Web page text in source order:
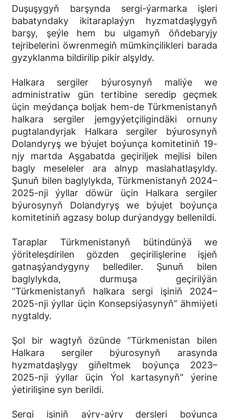
Duşuşygyň barşynda sergi-ýarmarka işleri
babatyndaky ikitaraplaýyn hyzmatdaşlygyň
barşy, şeýle hem bu ulgamyň öňdebaryjy
tejribelerini öwrenmegiň mümkinçilikleri barada
gyzyklanma bildirilip pikir alşyldy.
Halkara sergiler býurosynyň maliýe we
administratiw gün tertibine seredip geçmek
üçin meýdança boljak hem-de Türkmenistanyň
halkara sergiler jemgyýetçiligindäki ornuny
pugtalandyrjak Halkara sergiler býurosynyň
Dolandyryş we býujet boýunça komitetiniň 19-
njy martda Aşgabatda geçiriljek mejlisi bilen
bagly meseleler ara alnyp maslahatlaşyldy.
Şunuň bilen baglylykda, Türkmenistanyň 2024–
2025-nji ýyllar döwür üçin Halkara sergiler
býurosynyň Dolandyryş we býujet boýunça
komitetiniň agzasy bolup durýandygy bellenildi.
Taraplar Türkmenistanyň bütindünýä we
ýöriteleşdirilen gözden geçirilişlerine işjeň
gatnaşýandygyny bellediler. Şunuň bilen
baglylykda, durmuşa geçirilýän
“Türkmenistanyň halkara sergi işiniň 2024–
2025-nji ýyllar üçin Konsepsiýasynyň” ähmiýeti
nygtaldy.
Şol bir wagtyň özünde “Türkmenistan bilen
Halkara sergiler býurosynyň arasynda
hyzmatdaşlygy giňeltmek boýunça 2023–
2025-nji ýyllar üçin Ýol kartasynyň” ýerine
ýetirilişine syn berildi.
Sergi işiniň aýry-aýry dersleri boýunça